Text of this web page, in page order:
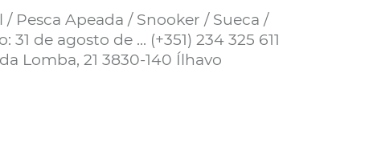
Pesca Apeada / Snooker / Sueca /
de agosto de ... (+351) 234 325 611
Lomba, 21 3830-140 Ílhavo